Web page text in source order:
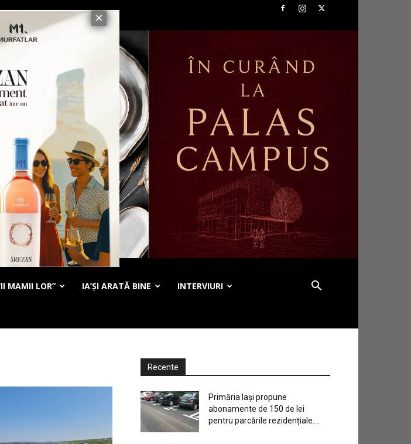
MAMII LOR” IA’ȘI ARATĂ BINE INTERVIURI
Recente
Primăria Iași propune
abonamente de 150 de lei
pentru parcările rezidențiale....